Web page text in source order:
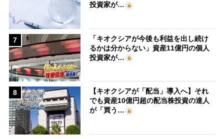
投資家が…
7
「キオクシアが今後も利益を出し続け
るかは分からない」資産11億円の個人
投資家が…
8
【キオクシアが「配当」導入へ】それ
でも資産10億円超の配当株投資の達人
が「買う…